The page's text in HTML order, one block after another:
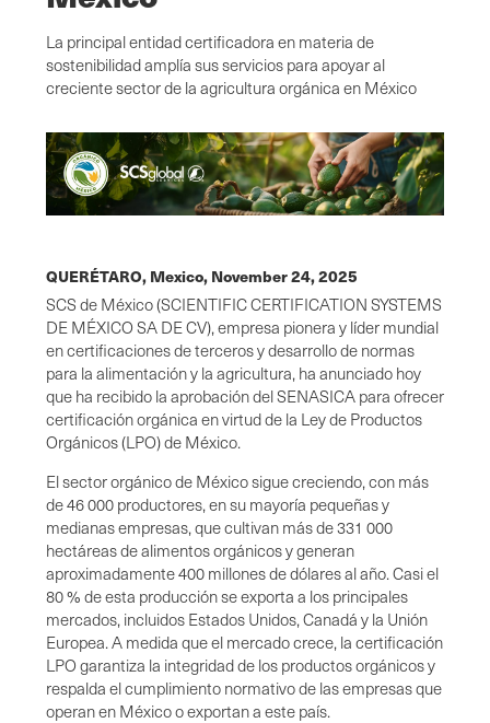
La principal entidad certificadora en materia de
sostenibilidad amplía sus servicios para apoyar al
creciente sector de la agricultura orgánica en México
QUERÉTARO, Mexico, November 24, 2025
SCS de México (SCIENTIFIC CERTIFICATION SYSTEMS
DE MÉXICO SA DE CV), empresa pionera y líder mundial
en certificaciones de terceros y desarrollo de normas
para la alimentación y la agricultura, ha anunciado hoy
que ha recibido la aprobación del SENASICA para ofrecer
certificación orgánica en virtud de la Ley de Productos
Orgánicos (LPO) de México.
El sector orgánico de México sigue creciendo, con más
de 46 000 productores, en su mayoría pequeñas y
medianas empresas, que cultivan más de 331 000
hectáreas de alimentos orgánicos y generan
aproximadamente 400 millones de dólares al año. Casi el
80 % de esta producción se exporta a los principales
mercados, incluidos Estados Unidos, Canadá y la Unión
Europea. A medida que el mercado crece, la certificación
LPO garantiza la integridad de los productos orgánicos y
respalda el cumplimiento normativo de las empresas que
operan en México o exportan a este país.